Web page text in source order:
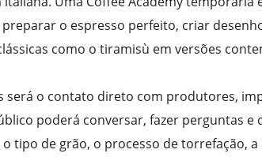
o espresso perfeito, criar
como o tiramisù em versões
será o contato direto com produtores,
poderá conversar, fazer perguntas
tipo de grão, o processo de torrefação,